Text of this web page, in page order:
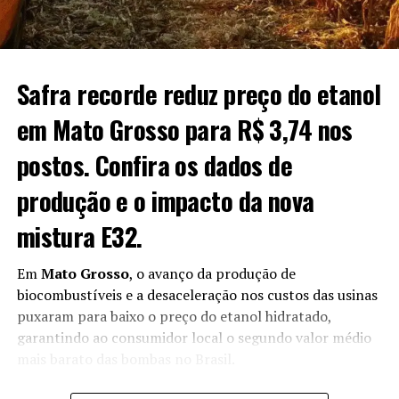
floração.
Fonte:Estadão Conteúdo
O post
Chuvas dificultam manejo, mas trigo avança bem
no Rio Grande do Sulapareceu primeiro emCanal Rural.
Safra recorde reduz preço do etanol
em Mato Grosso para R$ 3,74 nos
postos. Confira os dados de
produção e o impacto da nova
mistura E32.
EmMato Grosso, o avanço da produção de
biocombustíveis e a desaceleração nos custos das usinas
puxaram para baixo o preço do etanol hidratado,
garantindo ao consumidor local o segundo valor médio